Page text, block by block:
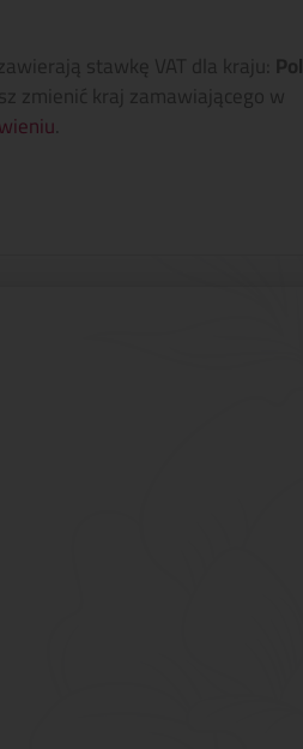
stawkę VAT dla kraju:
zmienić kraj zamawiającego w